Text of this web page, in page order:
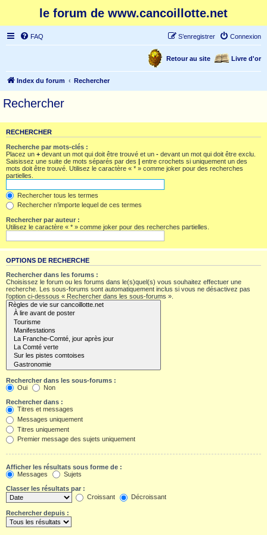
le forum de www.cancoillotte.net
FAQ Connexion
S’enregistrer
Livre d'or
Retour au site
Index du forum Rechercher
Rechercher
RECHERCHER
Recherche par mots-clés :
Placez un + devant un mot qui doit être trouvé et un - devant un mot qui doit être exclu.
Saisissez une suite de mots séparés par des | entre crochets si uniquement un des
mots doit être trouvé. Utilisez le caractère « * » comme joker pour des recherches
partielles.
Rechercher tous les termes
Rechercher n’importe lequel de ces termes
Rechercher par auteur :
Utilisez le caractère « * » comme joker pour des recherches partielles.
OPTIONS DE RECHERCHE
Rechercher dans les forums :
Choisissez le forum ou les forums dans le(s)quel(s) vous souhaitez effectuer une
recherche. Les sous-forums sont automatiquement inclus si vous ne désactivez pas
l’option ci-dessous « Rechercher dans les sous-forums ».
Rechercher dans les sous-forums :
Oui
Non
Rechercher dans :
Titres et messages
Messages uniquement
Titres uniquement
Premier message des sujets uniquement
Afficher les résultats sous forme de :
Messages
Sujets
Classer les résultats par :
Croissant
Décroissant
Rechercher depuis :